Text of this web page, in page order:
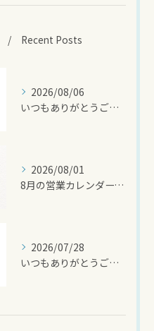
Recent Posts
2026/08/06
いつもありがとうございます🍧
2026/08/01
8月の営業カレンダーです🌻
2026/07/28
いつもありがとうございます